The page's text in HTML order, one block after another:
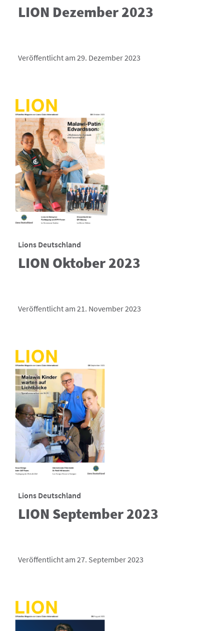
LION Dezember 2023
Veröffentlicht am 29. Dezember 2023
Lions Deutschland
LION Oktober 2023
Veröffentlicht am 21. November 2023
Lions Deutschland
LION September 2023
Veröffentlicht am 27. September 2023